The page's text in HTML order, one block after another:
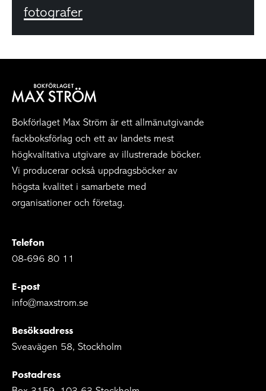
fotografer
Bokförlaget Max Ström är ett allmänutgivande
fackboksförlag och ett av landets mest
högkvalitativa utgivare av illustrerade böcker.
Vi producerar också uppdragsböcker av
högsta kvalitet i samarbete med
organisationer och företag.
Telefon
08-696 80 11
E-post
info@maxstrom.se
Besöksadress
Sveavägen 58, Stockholm
Postadress